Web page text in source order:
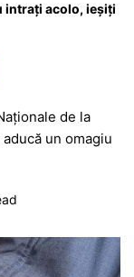
intrați acolo, ieșiți
ar
de la
un omagiu